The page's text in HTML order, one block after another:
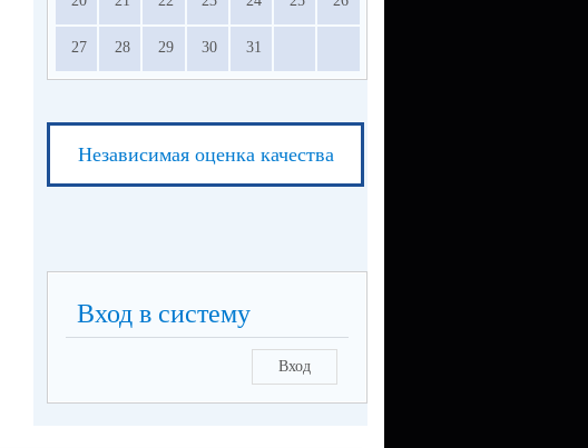
27 28 29 30 31
Независимая оценка качества
Вход в систему
Вход